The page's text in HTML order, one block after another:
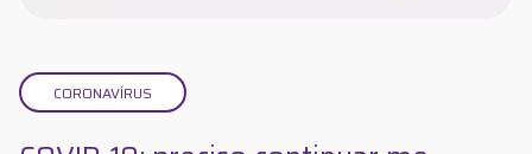
CORONAVÍRUS